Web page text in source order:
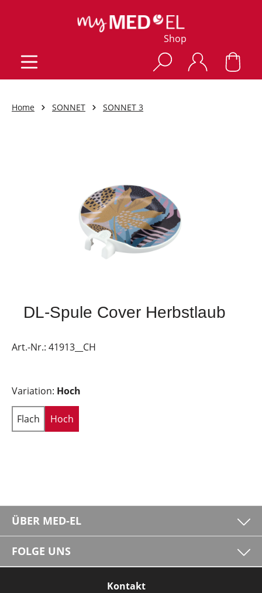
Shop
Home SONNET SONNET 3
DL-Spule Cover Herbstlaub
Art.-Nr.: 41913__CH
Variation: Hoch
Flach Hoch
ÜBER MED-EL
FOLGE UNS
Kontakt